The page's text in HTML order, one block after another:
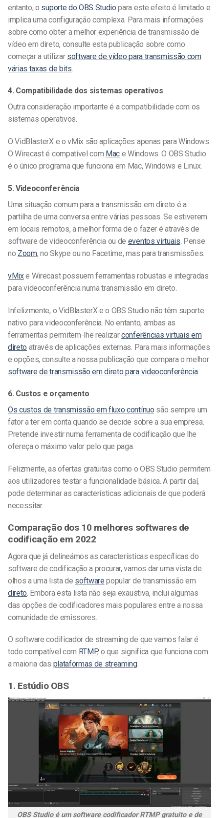
entanto, o suporte do OBS Studio para este efeito é limitado e
implica uma configuração complexa. Para mais informações
sobre como obter a melhor experiência de transmissão de
vídeo em direto, consulte esta publicação sobre como
começar a utilizar software de vídeo para transmissão com
várias taxas de bits
4. Compatibilidade dos sistemas operativos
Outra consideração importante é a compatibilidade com os
sistemas operativos.
O VidBlasterX e o vMix são aplicações apenas para Windows.
O Wirecast é compatível com Mac e Windows. O OBS Studio
é o único programa que funciona em Mac, Windows e Linux.
5. Videoconferência
Uma situação comum para a transmissão em direto é a
partilha de uma conversa entre várias pessoas. Se estiverem
em locais remotos, a melhor forma de o fazer é através de
software de videoconferência ou de eventos virtuais. Pense
no Zoom, no Skype ou no Facetime, mas para transmissões.
vMixe Wirecast possuem ferramentas robustas e integradas
para videoconferência numa transmissão em direto.
Infelizmente, o VidBlasterX e o OBS Studio não têm suporte
nativo para videoconferência. No entanto, ambas as
ferramentas permitem-lhe realizarconferências virtuais em
direto através de aplicações externas. Para mais informações
e opções, consulte a nossa publicação que compara o melhor
software de transmissão em direto para videoconferência.
6. Custos e orçamento
Os custos de transmissão em fluxo contínuo são sempre um
fator a ter em conta quando se decide sobre a sua empresa.
Pretende investir numa ferramenta de codificação que lhe
ofereça o máximo valor pelo que paga.
Felizmente, as ofertas gratuitas como o OBS Studio permitem
aos utilizadores testar a funcionalidade básica. A partir daí,
pode determinar as características adicionais de que poderá
necessitar.
Comparação dos 10 melhores softwares de
codificação em 2022
Agora que já delineámos as características específicas do
software de codificação a procurar, vamos dar uma vista de
olhos a uma lista de software popular de transmissão em
direto . Embora esta lista não seja exaustiva, inclui algumas
das opções de codificadores mais populares entre a nossa
comunidade de emissores.
O software codificador de streaming de que vamos falar é
todo compatível com RTMP, o que significa que funciona com
a maioria das plataformas de streaming.
1. Estúdio OBS
OBS Studio é um software codificador RTMP gratuito e de